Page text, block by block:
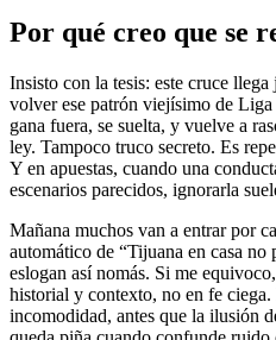
Por qué creo que se
Insisto con la tesis: este cruce
volver ese patrón viejísimo de
gana fuera, se suelta, y vuelve a
ley. Tampoco truco secreto. Es
Y en apuestas, cuando una
escenarios parecidos, ignorarla
Mañana muchos van a entrar por
automático de “Tijuana en casa no
eslogan así nomás. Si me
historial y contexto, no en fe
incomodidad, antes que la ilusión